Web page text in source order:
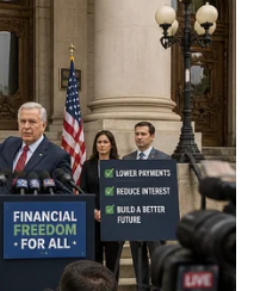
Sành điệu
Tin Công nghệ
Trải nghiệm
Chuyển đổi số